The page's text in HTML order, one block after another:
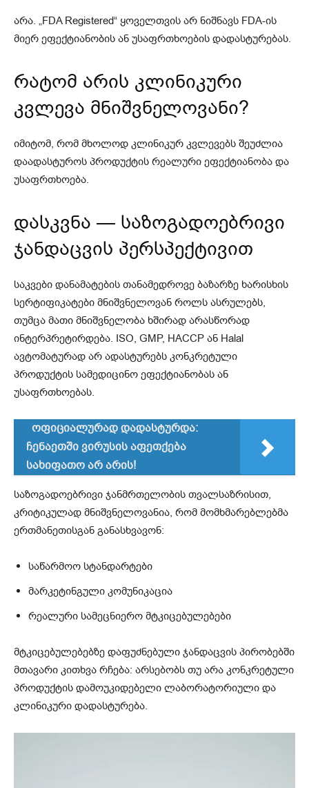
არა. „FDA Registered“ ყოველთვის არ ნიშნავს FDA-ის
მიერ ეფექტიანობის ან უსაფრთხოების დადასტურებას.
რატომ არის კლინიკური
კვლევა მნიშვნელოვანი?
იმიტომ, რომ მხოლოდ კლინიკურ კვლევებს შეუძლია
დაადასტუროს პროდუქტის რეალური ეფექტიანობა და
უსაფრთხოება.
დასკვნა — საზოგადოებრივი
ჯანდაცვის პერსპექტივით
საკვები დანამატების თანამედროვე ბაზარზე ხარისხის
სერტიფიკატები მნიშვნელოვან როლს ასრულებს,
თუმცა მათი მნიშვნელობა ხშირად არასწორად
ინტერპრეტირდება. ISO, GMP, HACCP ან Halal
ავტომატურად არ ადასტურებს კონკრეტული
პროდუქტის სამედიცინო ეფექტიანობას ან
უსაფრთხოებას.
ოფიციალურად დადასტურდა:
ჩენაეთში ვირუსის აფეთქება
სახიფათო არ არის!
საზოგადოებრივი ჯანმრთელობის თვალსაზრისით,
კრიტიკულად მნიშვნელოვანია, რომ მომხმარებლებმა
ერთმანეთისგან განასხვავონ:
საწარმოო სტანდარტები
მარკეტინგული კომუნიკაცია
რეალური სამეცნიერო მტკიცებულებები
მტკიცებულებებზე დაფუძნებული ჯანდაცვის პირობებში
მთავარი კითხვა რჩება: არსებობს თუ არა კონკრეტული
პროდუქტის დამოუკიდებელი ლაბორატორიული და
კლინიკური დადასტურება.